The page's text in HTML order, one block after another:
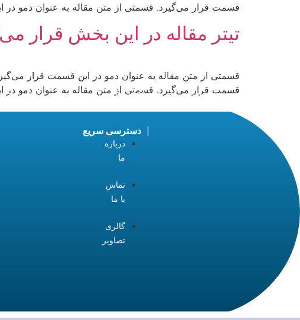
قسمت قرار می‌گیرد. قسمتی از متن مقاله به عنوان دمو
تیتر مقاله در این بخش قرار
قسمتی از متن مقاله به عنوان دمو در این قسمت قرار
قسمت قرار می‌گیرد. قسمتی از متن مقاله به عنوان دمو
شرکت تولیدی صنعتی فرازمهر از سال 1369تا کنون در خدمت جامعه دندانپزشکی ایران
دسترسی سریع
درباره
ما
تماس
با ما
گالری
تصاویر